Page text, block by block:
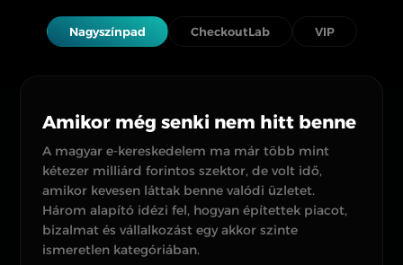
Nagyszínpad CheckoutLab VIP
Amikor még senki nem hitt benne
A magyar e-kereskedelem ma már több mint
kétezer milliárd forintos szektor, de volt idő,
amikor kevesen láttak benne valódi üzletet.
Három alapító idézi fel, hogyan építettek piacot,
bizalmat és vállalkozást egy akkor szinte
ismeretlen kategóriában.